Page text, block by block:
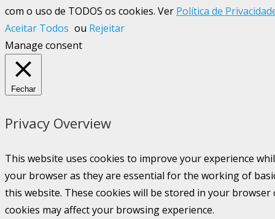
com o uso de TODOS os cookies. Ver Política de
Aceitar Todos ou Rejeitar
Manage consent
Fechar
Privacy Overview
This website uses cookies to improve your experience
your browser as they are essential for the working of
this website. These cookies will be stored in your
cookies may affect your browsing experience.